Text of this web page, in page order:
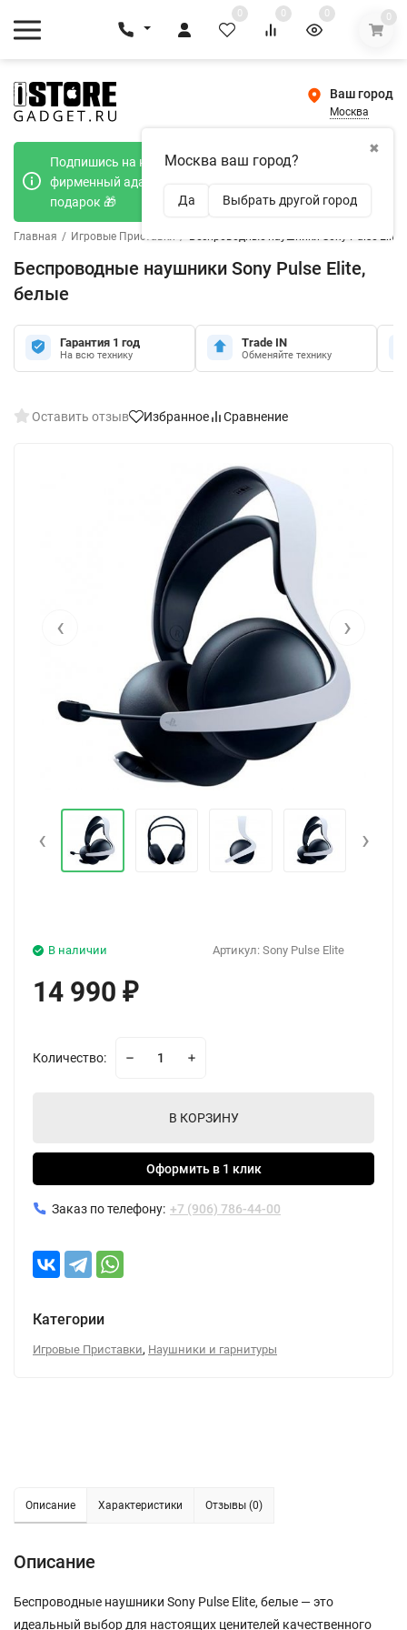
0 0 0 0
Ваш город
Москва
✖
Москва ваш город?
Да Выбрать другой город
Подпишись на наш телеграмм канал и получи
фирменный адаптер Type-C 20W при покупке в
подарок 🎁
Главная / Игровые Приставки / Беспроводные наушники Sony Pulse Elite,
Беспроводные наушники Sony Pulse Elite,
белые
Гарантия 1 год
На всю технику
Trade IN
Обменяйте технику
Оставить отзыв Избранное Сравнение
‹ ›
‹ ›
Артикул: Sony Pulse Elite
В наличии
14 990 ₽
Количество:
В КОРЗИНУ
Оформить в 1 клик
Заказ по телефону: +7 (906) 786-44-00
Категории
Игровые Приставки, Наушники и гарнитуры
Описание Характеристики Отзывы (0)
Описание
Беспроводные наушники Sony Pulse Elite, белые — это
идеальный выбор для настоящих ценителей качественного